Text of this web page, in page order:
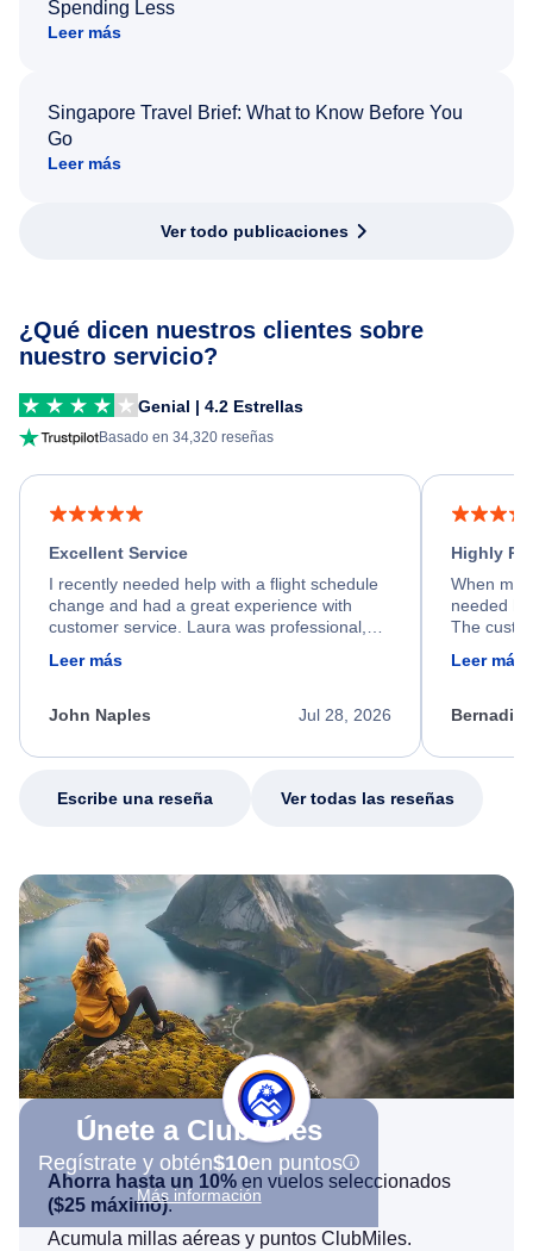
Spending Less
Leer más
Singapore Travel Brief: What to Know Before You
Go
Leer más
Ver todo publicaciones
¿Qué dicen nuestros clientes sobre
nuestro servicio?
Genial | 4.2 Estrellas
Basado en 34,320 reseñas
Excellent Service
I recently needed help with a flight schedule
change and had a great experience with
customer service. Laura was professional,
friendly, and very helpful throughout the
process. She quickly found a solution and
appreciate her excellent service.
Leer más
Jul 28, 2026
John Naples
Highly
When my
needed
The
calm,
my issue.
Leer más
Escribe una reseña Ver todas las reseñas
Únete a ClubMiles
Regístrate y obtén$10en puntos
Más información
Ahorra hasta un 10% en vuelos seleccionados
($25 máximo).
Acumula millas aéreas y puntos ClubMiles.